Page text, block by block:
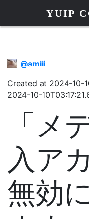
YUIP
@amiii
Created at 2024-10-
2024-10-
「メ
入ア
無効